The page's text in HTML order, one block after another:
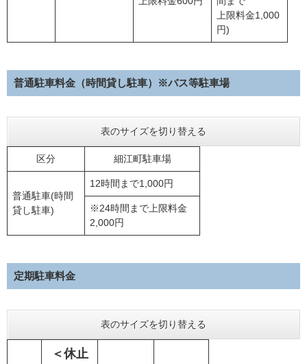
上限料金1,000
円)
普通駐車料金（時間貸し駐車）※バス等駐車場
表のサイズを切り替える
区分 細江町駐車場
普通駐車(時間
貸し駐車)
12時間まで1,000円
※24時間まで上限料金
2,000円
定期駐車料金
表のサイズを切り替える
＜休止